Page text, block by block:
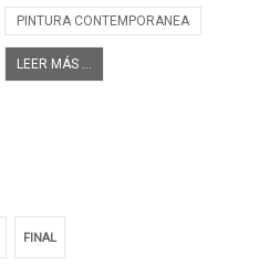
PINTURA CONTEMPORANEA
LEER MÁS ...
FINAL